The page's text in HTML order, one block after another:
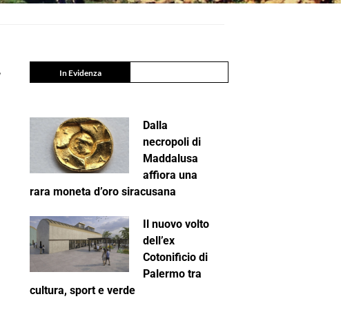
In Evidenza
Dalla
necropoli di
Maddalusa
affiora una
rara moneta d’oro siracusana
Il nuovo volto
dell’ex
Cotonificio di
Palermo tra
cultura, sport e verde